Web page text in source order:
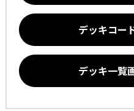
デッキコー
デッキ一覧